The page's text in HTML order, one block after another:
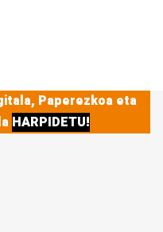
Paperezkoa eta
HARPIDETU!